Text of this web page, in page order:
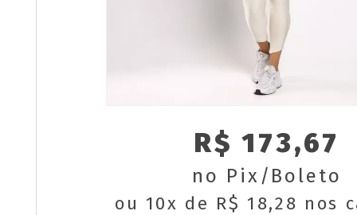
R$ 173,67
no Pix/Boleto
ou 10x de R$ 18,28 nos